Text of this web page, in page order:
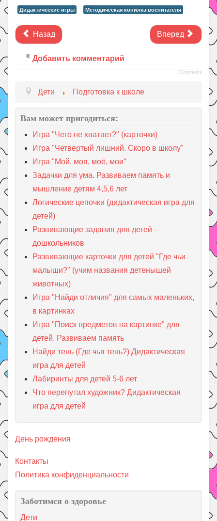
Дидактические игры Методическая копилка воспитателя
Назад Вперед
Добавить комментарий
JComments
Дети Подготовка к школе
Вам может пригодиться:
Игра "Чего не хватает?" (карточки)
Игра "Четвертый лишний. Скоро в школу"
Игра "Мой, моя, моё, мои"
Задачки для ума. Развиваем память и
мышление детям 4,5,6 лет
Логические цепочки (дидактическая игра для
детей)
Развивающие задания для детей -
дошкольников
Развивающие карточки для детей "Где чьи
малыши?" (учим названия детенышей
животных)
Игра "Найди отличия" для самых маленьких,
в картинках
Игра "Поиск предметов на картинке" для
детей. Развиваем память
Найди тень (Где чья тень?) Дидактическая
игра для детей
Лабиринты для детей 5-6 лет
Что перепутал художник? Дидактическая
игра для детей
День рождения
Контакты
Политика конфиденциальности
Заботимся о здоровье
Дети